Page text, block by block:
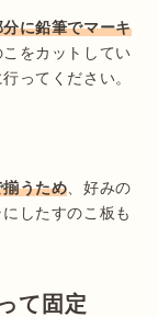
に鉛筆でマーキ
をカットしてい
ってください。
うため 、好みの
したすのこ板も
て固定